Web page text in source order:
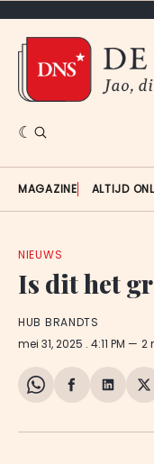
MAGAZINE ALTIJD
NIEUWS
Is dit het
HUB BRANDTS
mei 31, 2025 . 4:11 PM 2
Share
WhatsApp
Delen
Facebook
Delen
X